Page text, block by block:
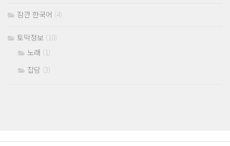
잠깐 한국어 (4)
토막정보 (10)
노래 (1)
잡담 (3)